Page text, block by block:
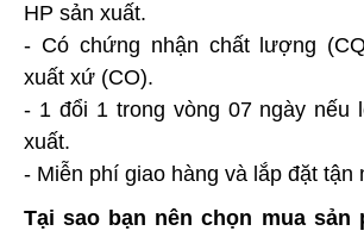
HP sản xuất.
- Có chứng nhận chất lượng
xuất xứ (CO).
- 1 đổi 1 trong vòng 07 ngày nếu
xuất.
- Miễn phí giao hàng và lắp đặt tận
Tại sao bạn nên chọn mua sản